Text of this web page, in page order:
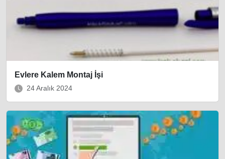
Evlere Kalem Montaj İşi
24 Aralık 2024